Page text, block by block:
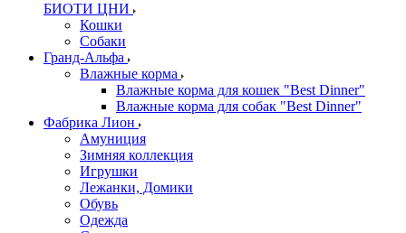
БИОТИ ЦНИ
Кошки
Собаки
Гранд-Альфа
Влажные корма
Влажные корма для кошек "Best Dinner"
Влажные корма для собак "Best Dinner"
Фабрика Лион
Амуниция
Зимняя коллекция
Игрушки
Лежанки, Домики
Обувь
Одежда